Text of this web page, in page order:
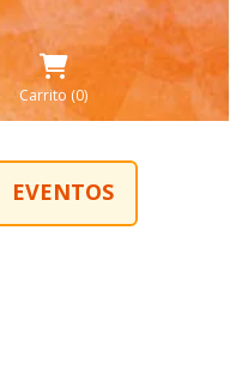
Carrito (0)
EVENTOS